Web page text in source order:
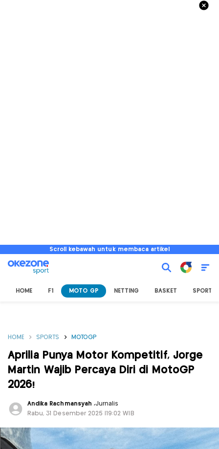
Scroll kebawah untuk membaca artikel
HOME F1 MOTO GP NETTING BASKET SPORT
HOME SPORTS MOTOGP
Aprilia Punya Motor Kompetitif, Jorge
Martin Wajib Percaya Diri di MotoGP
2026!
Andika Rachmansyah ,Jurnalis
Rabu, 31 Desember 2025 |19:02 WIB